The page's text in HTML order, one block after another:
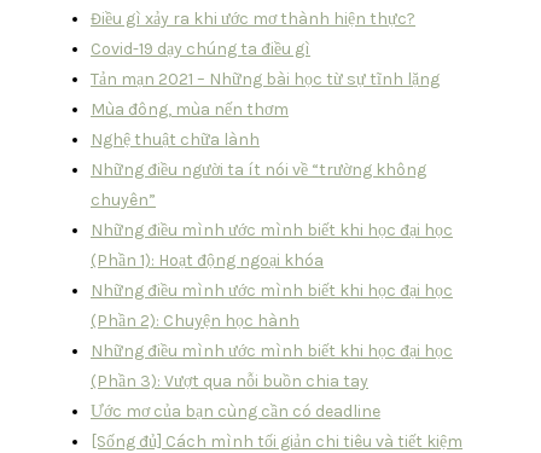
Điều gì xảy ra khi ước mơ thành hiện thực?
Covid-19 dạy chúng ta điều gì
Tản mạn 2021 – Những bài học từ sự tĩnh lặng
Mùa đông, mùa nến thơm
Nghệ thuật chữa lành
Những điều người ta ít nói về “trường không
chuyên”
Những điều mình ước mình biết khi học đại học
(Phần 1): Hoạt động ngoại khóa
Những điều mình ước mình biết khi học đại học
(Phần 2): Chuyện học hành
Những điều mình ước mình biết khi học đại học
(Phần 3): Vượt qua nỗi buồn chia tay
Ước mơ của bạn cùng cần có deadline
[Sống đủ] Cách mình tối giản chi tiêu và tiết kiệm